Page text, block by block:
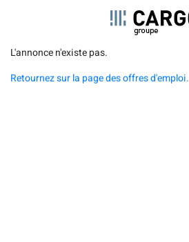
Pasar
contenido
L'annonce n'existe pas.
Retournez sur la page des offres d'emploi.